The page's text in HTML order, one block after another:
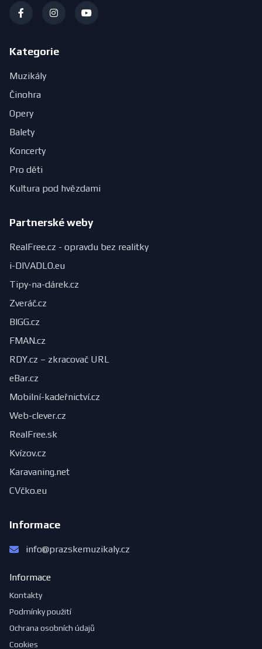
Kategorie
Muzikály
Činohra
Opery
Balety
Koncerty
Pro děti
Kultura pod hvězdami
Partnerské weby
RealFree.cz - opravdu bez realitky
i-DIVADLO.eu
Tipy-na-dárek.cz
Zveráč.cz
BIGG.cz
FMAN.cz
RDY.cz – zkracovač URL
eBar.cz
Mobilní-kadeřnictví.cz
Web-clever.cz
RealFree.sk
Kvízov.cz
Karavaning.net
CVčko.eu
Informace
info@prazskemuzikaly.cz
Informace
Kontakty
Podmínky použití
Ochrana osobních údajů
Cookies